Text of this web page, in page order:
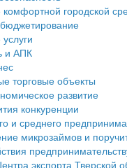
услуги
и АПК
Тверской области
территориями
граждан
ранее
субъектов
городской
и АПК
торговые объекты
развитие
конкуренции
и среднего
микрозаймов и
экспорта Тверской